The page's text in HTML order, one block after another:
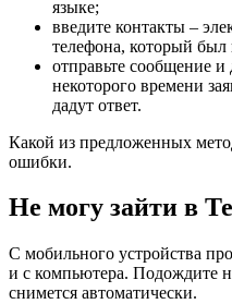
языке;
введите контакты –
телефона, который был
отправьте сообщение и
некоторого времени
дадут ответ.
Какой из предложенных
ошибки.
Не могу зайти в
С мобильного устройства
и с компьютера. Подождите
снимется автоматически.